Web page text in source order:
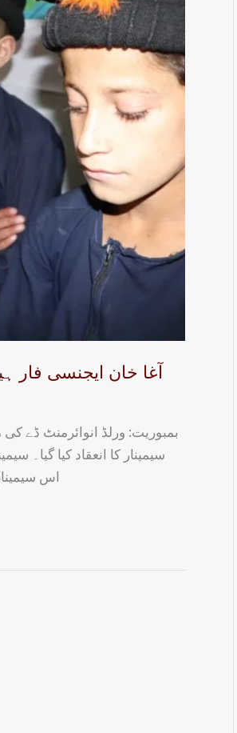
آغا خان ایجنسی فار
بمبوریت: ورلڈ انوائرمنٹ ڈے
سیمینار کا انعقاد کیا گیا۔
اس